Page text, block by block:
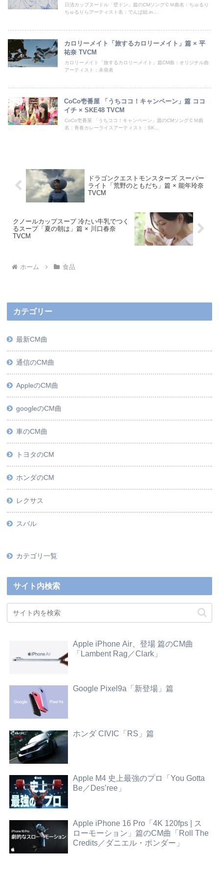
日清カップヌードル「壁ドン」篇のCMソングＣＭ曲名：ちゅるり
ちゅるりらアーティスト名：でんぱ組.in...
カロリーメイト「旅するカロリーメイト」篇 × 平
祐奈 TVCM
カロリーメイト「旅するカロリーメイト」篇CM曲：オリジナル曲
アーティスト：未発表
CoCo壱番屋 「うちココ！キャンペーン」篇 ココ
イチ × SKE48 TVCM
CoCo壱番屋 「うちココ！キャンペーン」篇のCMソングＣＭ曲
名：青春カレーライスアーティスト：SK...
ドラゴンクエストモンスターズ スーパー
ライト「荒野のともだち」篇 × 能年玲奈
TVCM
クノールカップスープ 冷たい牛乳でつく
るスープ「夏の朝は」篇 × 川口春奈
TVCM
ホーム 食品
カテゴリー
最新CM曲
通信のCM曲
AppleのCM曲
googleのCM曲
車のCM曲
トヨタのCM
ホンダのCM
レクサス
スバル
カテゴリ一覧
サイト内検索
Apple iPhone Air、登場 篇のCM曲
「Lambent Rag／Clark」
Google Pixel9a「新登場」篇
ホンダ CIVIC「RS」篇
Apple M4 史上最強のプロ「You Gotta
Be／Des’ree」
Apple iPhone 16 Pro「4K 120fps | ス
ローモーション」篇のCM曲「Roll The
Credits／ダニエル・ポンダー」